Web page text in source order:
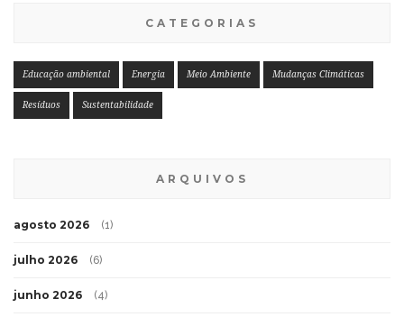
CATEGORIAS
Educação ambiental Energia Meio Ambiente Mudanças Climáticas
Resíduos Sustentabilidade
ARQUIVOS
agosto 2026 (1)
julho 2026 (6)
junho 2026 (4)